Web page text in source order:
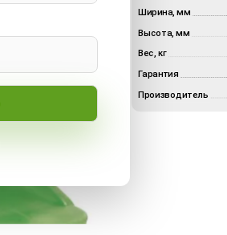
Ширина, мм
Высота, мм
Вес, кг
Гарантия
Производитель